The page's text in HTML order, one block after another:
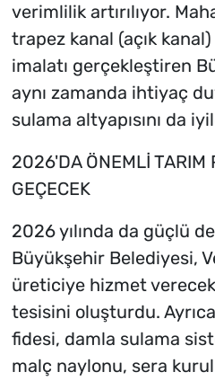
verimlilik artırılıyor.
trapez kanal (açık kanal)
imalatı gerçekleştiren
aynı zamanda ihtiyaç
sulama altyapısını da
2026'DA ÖNEMLİ TARIM
GEÇECEK
2026 yılında da güçlü
Büyükşehir Belediyesi,
üreticiye hizmet
tesisini oluşturdu.
fidesi, damla sulama
malç naylonu, sera